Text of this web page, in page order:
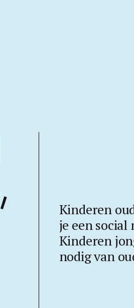
,
Kinderen
je een social
Kinderen
nodig van